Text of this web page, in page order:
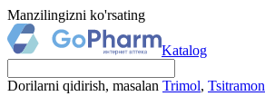
Manzilingizni ko'rsating
Katalog
Dorilarni qidirish, masalan Trimol, Tsitramon